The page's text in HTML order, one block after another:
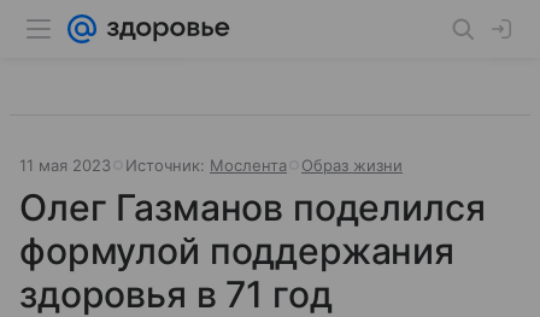
11 мая 2023 Источник: Мослента Образ жизни
Олег Газманов поделился
формулой поддержания
здоровья в 71 год